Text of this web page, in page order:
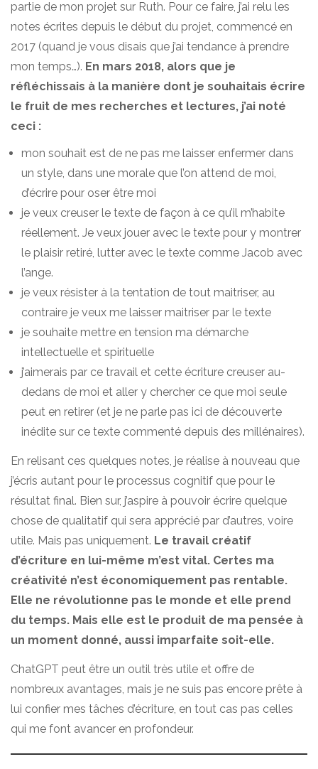
partie de mon projet sur Ruth. Pour ce faire, j’ai relu les
notes écrites depuis le début du projet, commencé en
2017 (quand je vous disais que j’ai tendance à prendre
mon temps…). En mars 2018, alors que je
réfléchissais à la manière dont je souhaitais écrire
le fruit de mes recherches et lectures, j’ai noté
ceci :
mon souhait est de ne pas me laisser enfermer dans
un style, dans une morale que l’on attend de moi,
d’écrire pour oser être moi
je veux creuser le texte de façon à ce qu’il m’habite
réellement. Je veux jouer avec le texte pour y montrer
le plaisir retiré, lutter avec le texte comme Jacob avec
l’ange.
je veux résister à la tentation de tout maitriser, au
contraire je veux me laisser maitriser par le texte
je souhaite mettre en tension ma démarche
intellectuelle et spirituelle
j’aimerais par ce travail et cette écriture creuser au-
dedans de moi et aller y chercher ce que moi seule
peut en retirer (et je ne parle pas ici de découverte
inédite sur ce texte commenté depuis des millénaires).
En relisant ces quelques notes, je réalise à nouveau que
j’écris autant pour le processus cognitif que pour le
résultat final. Bien sur, j’aspire à pouvoir écrire quelque
chose de qualitatif qui sera apprécié par d’autres, voire
utile. Mais pas uniquement. Le travail créatif
d’écriture en lui-même m’est vital. Certes ma
créativité n’est économiquement pas rentable.
Elle ne révolutionne pas le monde et elle prend
du temps. Mais elle est le produit de ma pensée à
un moment donné, aussi imparfaite soit-elle.
ChatGPT peut être un outil très utile et offre de
nombreux avantages, mais je ne suis pas encore prête à
lui confier mes tâches d’écriture, en tout cas pas celles
qui me font avancer en profondeur.